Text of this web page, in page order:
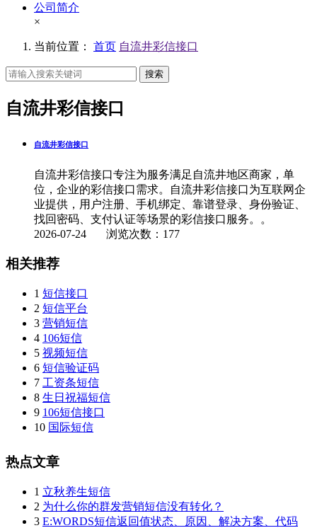
公司简介
×
当前位置： 首页 自流井彩信接口
搜索
自流井彩信接口
自流井彩信接口
自流井彩信接口专注为服务满足自流井地区商家，单
位，企业的彩信接口需求。自流井彩信接口为互联网企
业提供，用户注册、手机绑定、靠谱登录、身份验证、
找回密码、支付认证等场景的彩信接口服务。。
2026-07-24 浏览次数：177
相关推荐
1 短信接口
2 短信平台
3 营销短信
4 106短信
5 视频短信
6 短信验证码
7 工资条短信
8 生日祝福短信
9 106短信接口
10 国际短信
热点文章
1 立秋养生短信
2 为什么你的群发营销短信没有转化？
3 E:WORDS短信返回值状态、原因、解决方案、代码